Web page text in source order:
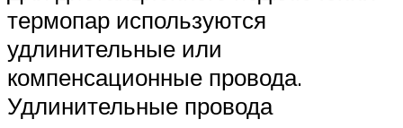
термопар используются
удлинительные или
компенсационные провода.
Удлинительные провода